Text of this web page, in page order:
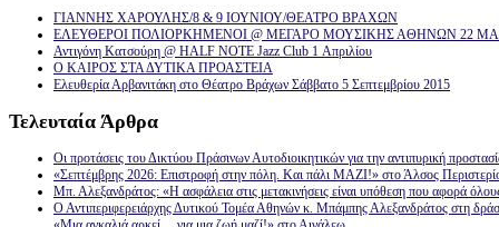
ΓΙΑΝΝΗΣ ΧΑΡΟΥΛΗΣ/8 & 9 ΙΟΥΝΙΟΥ/ΘΕΑΤΡΟ ΒΡΑΧΩΝ
ΕΛΕΥΘΕΡΟΙ ΠΟΛΙΟΡΚΗΜΕΝΟΙ @ ΜΕΓΑΡΟ ΜΟΥΣΙΚΗΣ ΑΘΗΝΩΝ 22
Αντιγόνη Κατσούρη @ HALF NOTE Jazz Club 1 Απριλίου
Ο ΚΑΙΡΟΣ ΣΤΑ ΔΥΤΙΚΑ ΠΡΟΑΣΤΕΙΑ
Ελευθερία Αρβανιτάκη στο Θέατρο Βράχων Σάββατο 5 Σεπτεμβρίου 2015
Τελευταία Άρθρα
Οι προτάσεις του Δικτύου Πράσινων Αυτοδιοικητικών για την αντιπυρική
«Σεπτέμβρης 2026: Επιστροφή στην πόλη. Και πάλι ΜΑΖΙ!» στο Άλσος
Μπ. Αλεξανδράτος: «Η ασφάλεια στις μετακινήσεις είναι υπόθεση που αφορά
Ο Αντιπεριφερειάρχης Δυτικού Τομέα Αθηνών κ. Μπάμπης Αλεξανδράτος στη